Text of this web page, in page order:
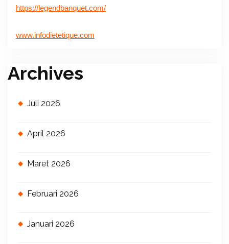
https://legendbanquet.com/
www.infodietetique.com
Archives
Juli 2026
April 2026
Maret 2026
Februari 2026
Januari 2026